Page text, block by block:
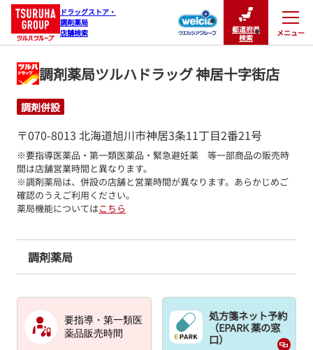
ドラッグストア・
調剤薬局
店舗検索
都道府県
検索
メニュー
閉じる
調剤薬局ツルハドラッグ 神居十字街店
調剤併設
〒070-8013 北海道旭川市神居3条11丁目2番21号
※要指導医薬品・第一類医薬品・緊急避妊薬　等一部商品の販売時
間は店舗営業時間と異なります。
※調剤薬局は、併設の店舗と営業時間が異なります。あらかじめご
確認のうえご利用ください。
薬局機能についてはこちら
調剤薬局
要指導・第一類医
薬品販売時間
処方箋ネット予約
（EPARK 薬の窓
口）